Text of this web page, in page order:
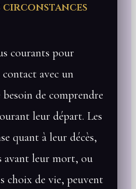
circonstances
courants pour
avec un
de comprendre
leur départ. Les
quant à leur décès,
avant leur mort, ou
choix de vie, peuvent